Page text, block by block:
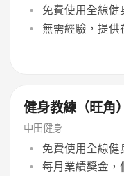
免費使用全線
無需經驗，提供
健身教練（旺角）
中田健身
免費使用全線
每月業績獎金，